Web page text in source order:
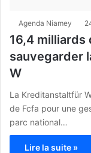
Agenda Niamey
16,4 milliards
sauvegarder
W
La Kreditanstaltfür
de Fcfa pour une
parc national…
Lire la suite »